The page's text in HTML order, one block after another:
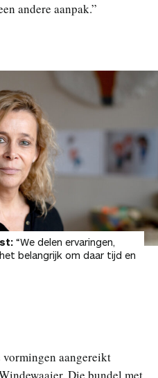
andere aanpak.”
“We delen ervaringen,
belangrijk om daar tijd en
vormingen aangereikt
Die bundel met